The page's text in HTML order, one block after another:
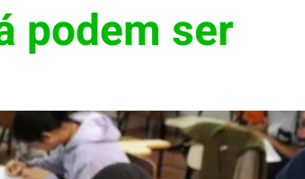
podem ser